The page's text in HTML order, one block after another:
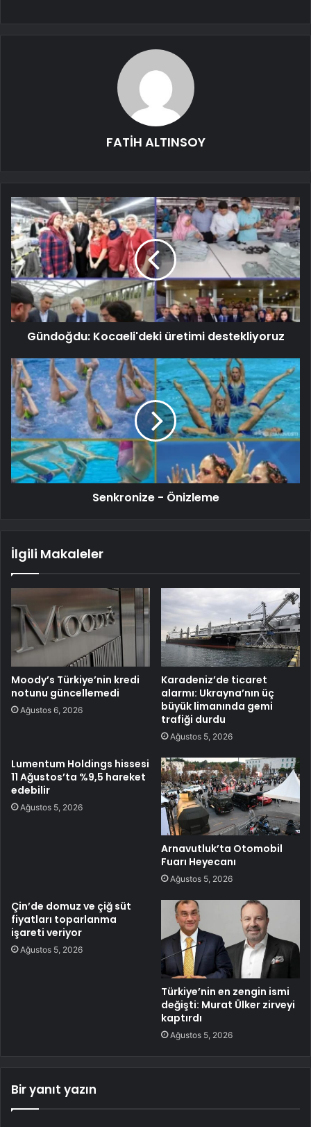
FATİH ALTINSOY
Gündoğdu: Kocaeli'deki üretimi destekliyoruz
Senkronize - Önizleme
İlgili Makaleler
Moody’s Türkiye’nin kredi
notunu güncellemedi
Ağustos 6, 2026
Karadeniz’de ticaret
alarmı: Ukrayna’nın üç
büyük limanında gemi
trafiği durdu
Ağustos 5, 2026
Lumentum Holdings hissesi
11 Ağustos’ta %9,5 hareket
edebilir
Ağustos 5, 2026
Arnavutluk’ta Otomobil
Fuarı Heyecanı
Ağustos 5, 2026
Çin’de domuz ve çiğ süt
fiyatları toparlanma
işareti veriyor
Ağustos 5, 2026
Türkiye’nin en zengin ismi
değişti: Murat Ülker zirveyi
kaptırdı
Ağustos 5, 2026
Bir yanıt yazın